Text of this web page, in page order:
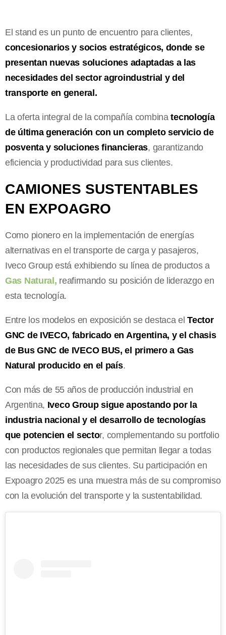
El stand es un punto de encuentro para clientes,
concesionarios y socios estratégicos, donde se
presentan nuevas soluciones adaptadas a las
necesidades del sector agroindustrial y del
transporte en general.
La oferta integral de la compañía combinatecnología
de última generación con un completo servicio de
posventa y soluciones financieras, garantizando
eficiencia y productividad para sus clientes.
CAMIONES SUSTENTABLES
EN EXPOAGRO
Como pionero en la implementación de energías
alternativas en el transporte de carga y pasajeros,
Iveco Group está exhibiendo su línea de productos a
Gas Natural, reafirmando su posición de liderazgo en
esta tecnología.
Entre los modelos en exposición se destaca elTector
GNC de IVECO, fabricado en Argentina, y el chasis
de Bus GNC de IVECO BUS, el primero a Gas
Natural producido en el país.
Con más de 55 años de producción industrial en
Argentina, Iveco Group sigue apostando por la
industria nacional y el desarrollo de tecnologías
que potencien el sector, complementando su portfolio
con productos regionales que permitan llegar a todas
las necesidades de sus clientes. Su participación en
Expoagro 2025 es una muestra más de su compromiso
con la evolución del transporte y la sustentabilidad.